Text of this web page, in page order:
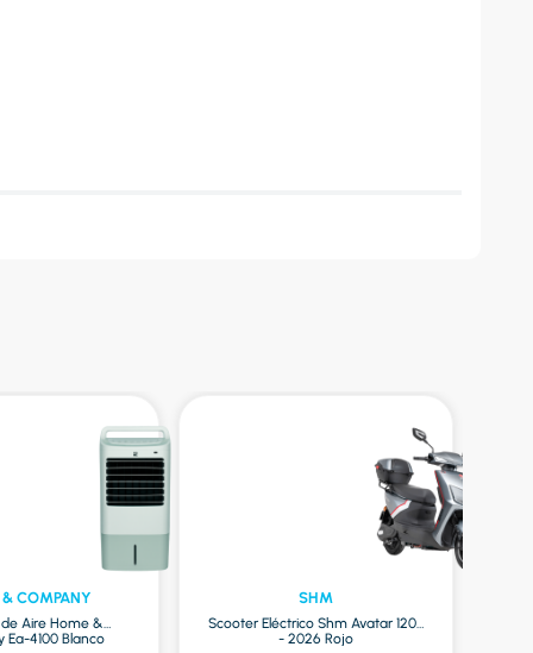
COMPANY
Aire Home &
Ea-4100 Blanco
SHM
Scooter Eléctrico Shm Avatar 1200
- 2026 Rojo